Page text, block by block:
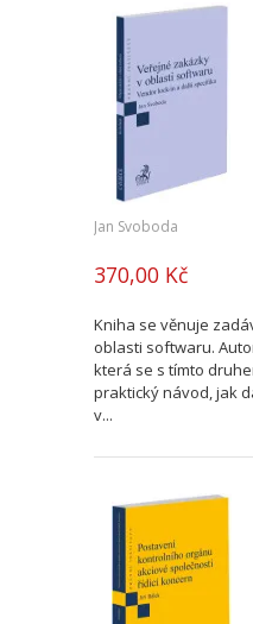
Jan Svoboda
370,00 Kč
Kniha se věnuje
oblasti softwaru.
která se s tímto
praktický návod, jak
v...